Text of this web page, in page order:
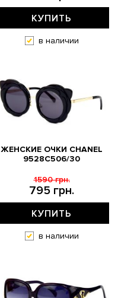
КУПИТЬ
в наличии
ЖЕНСКИЕ ОЧКИ CHANEL
9528C506/30
795 грн.
1590 грн.
КУПИТЬ
в наличии